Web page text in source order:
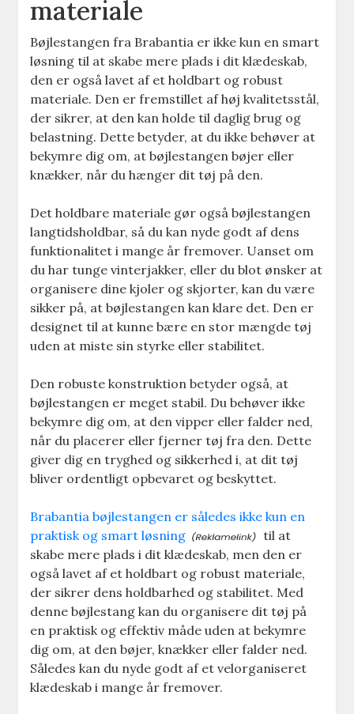
materiale
Bøjlestangen fra Brabantia er ikke kun en smart
løsning til at skabe mere plads i dit klædeskab,
den er også lavet af et holdbart og robust
materiale. Den er fremstillet af høj kvalitetsstål,
der sikrer, at den kan holde til daglig brug og
belastning. Dette betyder, at du ikke behøver at
bekymre dig om, at bøjlestangen bøjer eller
knækker, når du hænger dit tøj på den.
Det holdbare materiale gør også bøjlestangen
langtidsholdbar, så du kan nyde godt af dens
funktionalitet i mange år fremover. Uanset om
du har tunge vinterjakker, eller du blot ønsker at
organisere dine kjoler og skjorter, kan du være
sikker på, at bøjlestangen kan klare det. Den er
designet til at kunne bære en stor mængde tøj
uden at miste sin styrke eller stabilitet.
Den robuste konstruktion betyder også, at
bøjlestangen er meget stabil. Du behøver ikke
bekymre dig om, at den vipper eller falder ned,
når du placerer eller fjerner tøj fra den. Dette
giver dig en tryghed og sikkerhed i, at dit tøj
bliver ordentligt opbevaret og beskyttet.
Brabantia bøjlestangen er således ikke kun en
praktisk og smart løsning
til at
skabe mere plads i dit klædeskab, men den er
også lavet af et holdbart og robust materiale,
der sikrer dens holdbarhed og stabilitet. Med
denne bøjlestang kan du organisere dit tøj på
en praktisk og effektiv måde uden at bekymre
dig om, at den bøjer, knækker eller falder ned.
Således kan du nyde godt af et velorganiseret
klædeskab i mange år fremover.